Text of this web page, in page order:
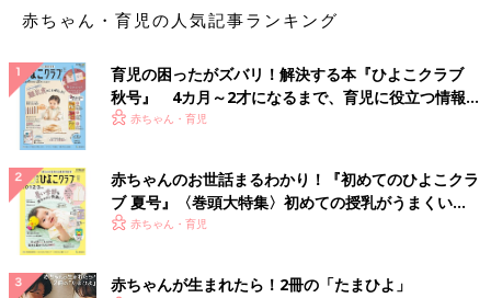
赤ちゃん・育児の人気記事ランキング
育児の困ったがズバリ！解決する本『ひよこクラブ
秋号』 4カ月～2才になるまで、育児に役立つ情報が
いっぱい！
赤ちゃん・育児
赤ちゃんのお世話まるわかり！『初めてのひよこクラ
ブ 夏号』〈巻頭大特集〉初めての授乳がうまくい
く！ おっぱい・ミルクの基本と夏のトラブル 解決テ
赤ちゃん・育児
赤ちゃんが生まれたら！2冊の「たまひよ」